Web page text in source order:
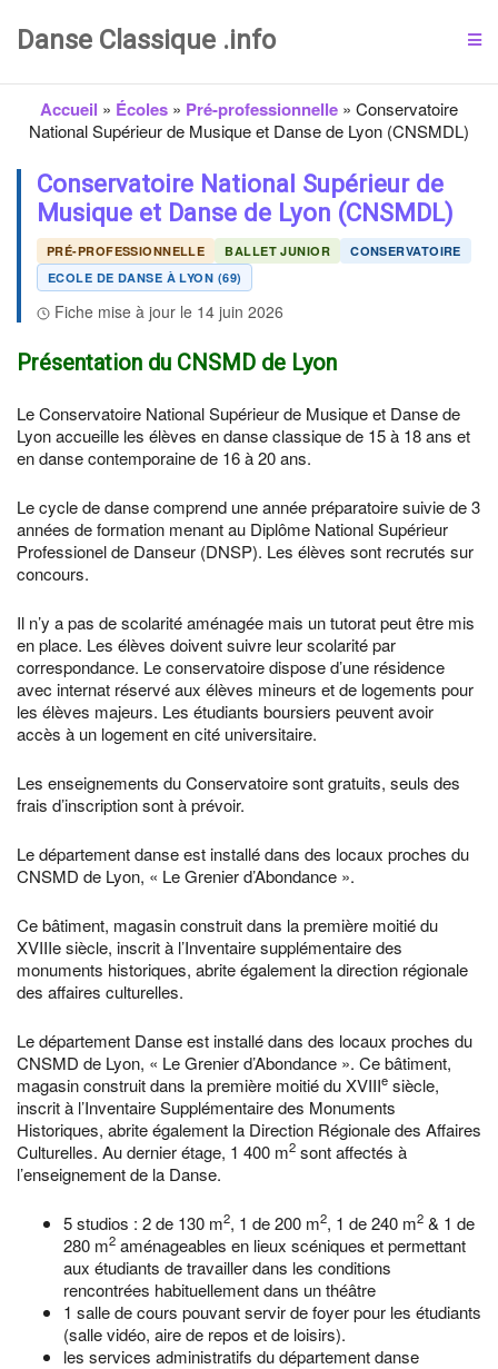
Danse Classique .info
Accueil » Écoles » Pré-professionnelle » Conservatoire
National Supérieur de Musique et Danse de Lyon (CNSMDL)
Conservatoire National Supérieur de
Musique et Danse de Lyon (CNSMDL)
PRÉ-PROFESSIONNELLE BALLET JUNIOR
CONSERVATOIRE
ECOLE DE DANSE À LYON (69)
Fiche mise à jour le 14 juin 2026
Présentation du CNSMD de Lyon
Le Conservatoire National Supérieur de Musique et Danse de
Lyon accueille les élèves en danse classique de 15 à 18 ans et
en danse contemporaine de 16 à 20 ans.
Le cycle de danse comprend une année préparatoire suivie de 3
années de formation menant au Diplôme National Supérieur
Professionel de Danseur (DNSP). Les élèves sont recrutés sur
concours.
Il n’y a pas de scolarité aménagée mais un tutorat peut être mis
en place. Les élèves doivent suivre leur scolarité par
correspondance. Le conservatoire dispose d’une résidence
avec internat réservé aux élèves mineurs et de logements pour
les élèves majeurs. Les étudiants boursiers peuvent avoir
accès à un logement en cité universitaire.
Les enseignements du Conservatoire sont gratuits, seuls des
frais d’inscription sont à prévoir.
Le département danse est installé dans des locaux proches du
CNSMD de Lyon, « Le Grenier d’Abondance ».
Ce bâtiment, magasin construit dans la première moitié du
XVIIIe siècle, inscrit à l’Inventaire supplémentaire des
monuments historiques, abrite également la direction régionale
des affaires culturelles.
Le département Danse est installé dans des locaux proches du
CNSMD de Lyon, « Le Grenier d’Abondance ». Ce bâtiment,
magasin construit dans la première moitié du XVIIIe siècle,
inscrit à l’Inventaire Supplémentaire des Monuments
Historiques, abrite également la Direction Régionale des Affaires
Culturelles. Au dernier étage, 1 400 m2 sont affectés à
l’enseignement de la Danse.
5 studios : 2 de 130 m2, 1 de 200 m2, 1 de 240 m2 & 1 de
280 m2 aménageables en lieux scéniques et permettant
aux étudiants de travailler dans les conditions
rencontrées habituellement dans un théâtre
1 salle de cours pouvant servir de foyer pour les étudiants
(salle vidéo, aire de repos et de loisirs).
les services administratifs du département danse